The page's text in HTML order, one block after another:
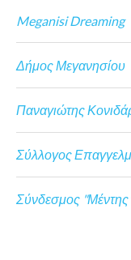
Meganisi Dreaming
Δήμος Μεγανησίου
Παναγιώτης
Σύλλογος
Σύνδεσμος